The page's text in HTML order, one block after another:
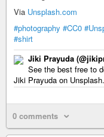
Via Unsplash.com
#photography #CC0
#shirt
Jiki Prayuda
See the best free to
Jiki Prayuda on Unsplash.
0 comments